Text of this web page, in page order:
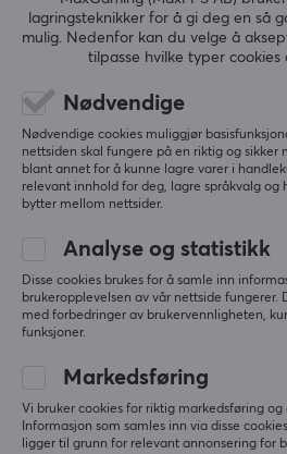
0.0
Basert på 0 vurderinger1
SKRIV ANMELDELSE
Mer fra vårt
lagringsteknikker for å gi deg en så
mulig. Nedenfor kan du velge å
tilpasse hvilke typer cookies
Nødvendige
Nødvendige cookies muliggjør
nettsiden skal fungere på en riktig og sikker
blant annet for å kunne lagre varer i
relevant innhold for deg, lagre språkvalg og
bytter mellom nettsider.
Analyse og statistikk
Disse cookies brukes for å samle inn
brukeropplevelsen av vår nettside fungerer.
med forbedringer av brukervennligheten,
funksjoner.
Markedsføring
Vi bruker cookies for riktig markedsføring og
Informasjon som samles inn via disse
ligger til grunn for relevant annonsering for